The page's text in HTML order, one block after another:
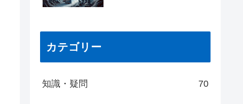
カテゴリー
知識・疑問 70